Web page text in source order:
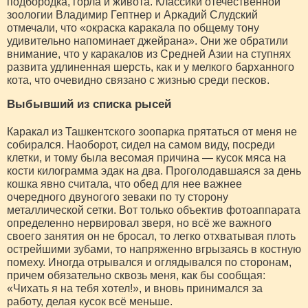
зоологии Владимир Гептнер и Аркадий Слудский
отмечали, что «окраска каракала по общему тону
удивительно напоминает джейрана». Они же обратили
внимание, что у каракалов из Средней Азии на ступнях
развита удлиненная шерсть, как и у мелкого барханного
кота, что очевидно связано с жизнью среди песков.
Выбывший из списка рысей
Каракал из Ташкентского зоопарка прятаться от меня не
собирался. Наоборот, сидел на самом виду, посреди
клетки, и тому была весомая причина — кусок мяса на
кости килограмма эдак на два. Проголодавшаяся за день
кошка явно считала, что обед для нее важнее
очередного двуногого зеваки по ту сторону
металлической сетки. Вот только объектив фотоаппарата
определенно нервировал зверя, но всё же важного
своего занятия он не бросал, то легко отхватывая плоть
острейшими зубами, то напряженно вгрызаясь в костную
помеху. Иногда отрывался и оглядывался по сторонам,
причем обязательно сквозь меня, как бы сообщая:
«Чихать я на тебя хотел!», и вновь принимался за
работу, делая кусок всё меньше.